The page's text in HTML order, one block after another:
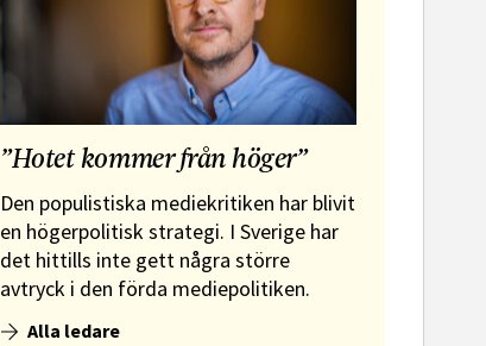
”Hotet kommer från höger”
Den populistiska mediekritiken har blivit
en högerpolitisk strategi. I Sverige har
det hittills inte gett några större
avtryck i den förda mediepolitiken.
Alla ledare